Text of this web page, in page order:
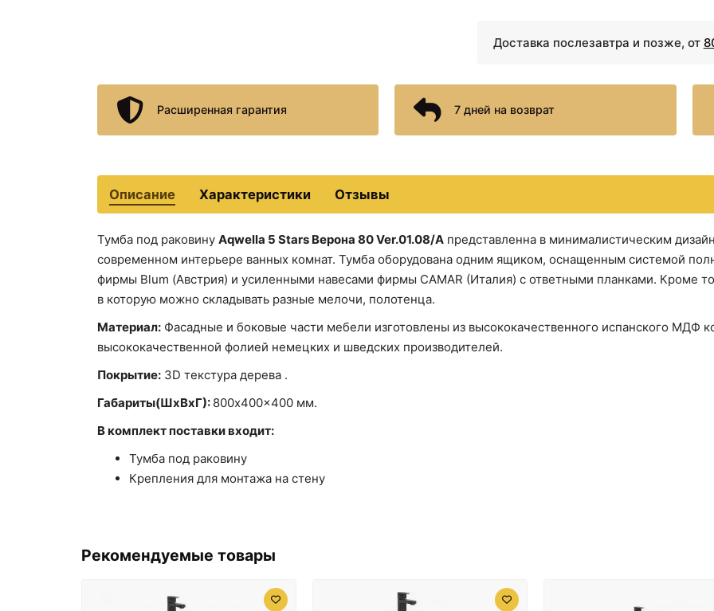
Стакан для зубных
Стакан для зубных
Доставка послезавтра и позже, от
Расширенная гарантия 7 дней на возврат
Описание Характеристики Отзывы
Тумба под раковину Aqwella 5 Stars Верона 80 Ver.01.08/А представленна в минималистическим
современном интерьере ванных комнат. Тумба оборудована одним ящиком, оснащенным системой
фирмы Blum (Австрия) и усиленными навесами фирмы CАMAR (Италия) с ответными планками. Кроме
в которую можно складывать разные мелочи, полотенца.
Материал: Фасадные и боковые части мебели изготовлены из высококачественного испанского МДФ
высококачественной фолией немецких и шведских производителей.
Покрытие: 3D текстура дерева .
Габариты(ШxВxГ): 800x400x400 мм.
В комплект поставки входит:
Тумба под раковину
Крепления для монтажа на стену
Рекомендуемые товары